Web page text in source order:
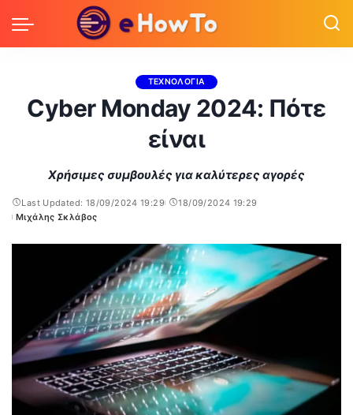
ΤΕΧΝΟΛΟΓΙΑ
Cyber Monday 2024: Πότε
είναι
Χρήσιμες συμβουλές για καλύτερες αγορές
Last Updated: 18/09/2024 19:29
18/09/2024 19:29
Posted
Μιχάλης Σκλάβος